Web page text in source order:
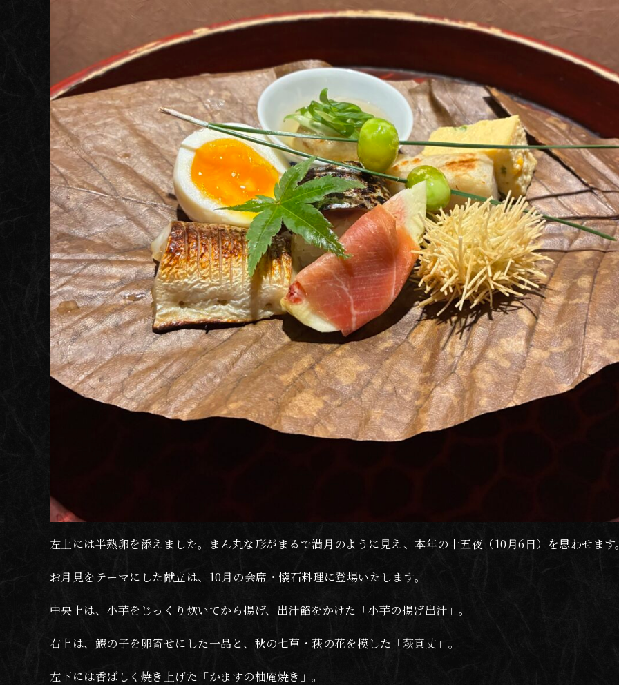
左上には半熟卵を添えました。まん丸な形がまるで満月のように見え、本年の十五夜（10月6日）を思わせます
お月見をテーマにした献立は、10月の会席・懐石料理に登場いたします。
中央上は、小芋をじっくり炊いてから揚げ、出汁餡をかけた「小芋の揚げ出汁」。
右上は、鱧の子を卵寄せにした一品と、秋の七草・萩の花を模した「萩真丈」。
左下には香ばしく焼き上げた「かますの柚庵焼き」。